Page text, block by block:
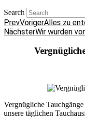
Search
PrevVorigerAlles zu
NächsterWir wurden
Vergnügliche
unsere täglichen